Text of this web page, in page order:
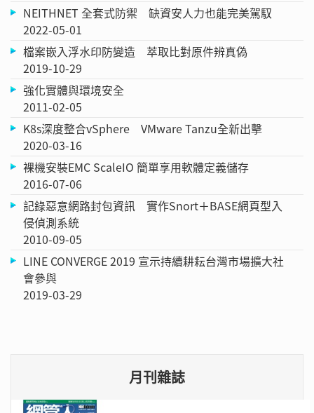
NEITHNET 全套式防禦 缺資安人力也能完美駕馭
2022-05-01
檔案嵌入浮水印防變造 萃取比對原件辨真偽
2019-10-29
強化實體與環境安全
2011-02-05
K8s深度整合vSphere VMware Tanzu全新出擊
2020-03-16
裸機安裝EMC ScaleIO 簡單享用軟體定義儲存
2016-07-06
記錄惡意網路封包資訊 實作Snort＋BASE網頁型入
侵偵測系統
2010-09-05
LINE CONVERGE 2019 宣示持續耕耘台灣市場擴大社
會參與
2019-03-29
月刊雜誌